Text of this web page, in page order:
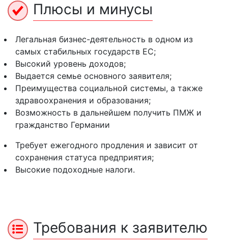
Плюсы и минусы
Легальная бизнес-деятельность в одном из
самых стабильных государств ЕС;
Высокий уровень доходов;
Выдается семье основного заявителя;
Преимущества социальной системы, а также
здравоохранения и образования;
Возможность в дальнейшем получить ПМЖ и
гражданство Германии
Требует ежегодного продления и зависит от
сохранения статуса предприятия;
Высокие подоходные налоги.
Требования к заявителю